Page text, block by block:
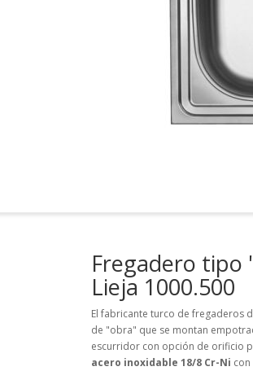
Fregadero tipo
Lieja 1000.500
El fabricante turco de fregaderos
de "obra" que se montan
escurridor con opción de orificio
acero inoxidable 18/8 Cr-Ni